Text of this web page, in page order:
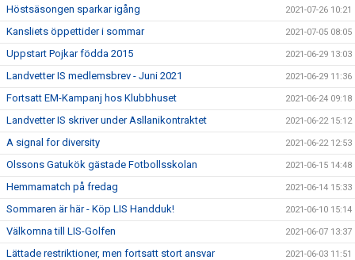
Höstsäsongen sparkar igång 2021-07-26 10:21
Kansliets öppettider i sommar 2021-07-05 08:05
Uppstart Pojkar födda 2015 2021-06-29 13:03
Landvetter IS medlemsbrev - Juni 2021 2021-06-29 11:36
Fortsatt EM-Kampanj hos Klubbhuset 2021-06-24 09:18
Landvetter IS skriver under Asllanikontraktet 2021-06-22 15:12
A signal for diversity 2021-06-22 12:53
Olssons Gatukök gästade Fotbollsskolan 2021-06-15 14:48
Hemmamatch på fredag 2021-06-14 15:33
Sommaren är här - Köp LIS Handduk! 2021-06-10 15:14
Välkomna till LIS-Golfen 2021-06-07 13:37
Lättade restriktioner, men fortsatt stort ansvar 2021-06-03 11:51